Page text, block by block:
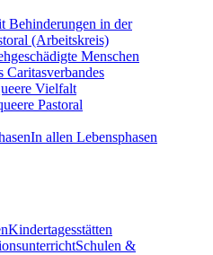
Behinderungen in der
(Arbeitskreis)
Menschen
Caritasverbandes
Vielfalt
Pastoral
In allen Lebensphasen
Kindertagesstätten
Schulen &